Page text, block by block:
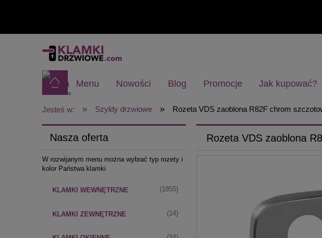
Menu Nowości Blog Promocje Jak kupować?
Jesteś w: » Szyldy drzwiowe » Rozeta VDS zaoblona R82F chrom
Nasza oferta
W rozwijanym menu można wybrać typ rozety i
kolor Państwa klamki
KLAMKI WEWNĘTRZNE (1855)
KLAMKI ZEWNĘTRZNE (14)
Rozeta VDS zaoblona